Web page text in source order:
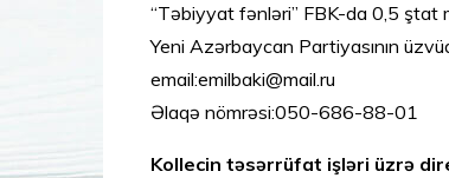
“Təbiyyat fənləri” FBK-da 0,5 ştat
Yeni Azərbaycan Partiyasının
email:emilbaki@mail.ru
Əlaqə nömrəsi:050-686-88-01
Kollecin təsərrüfat işləri üzrə